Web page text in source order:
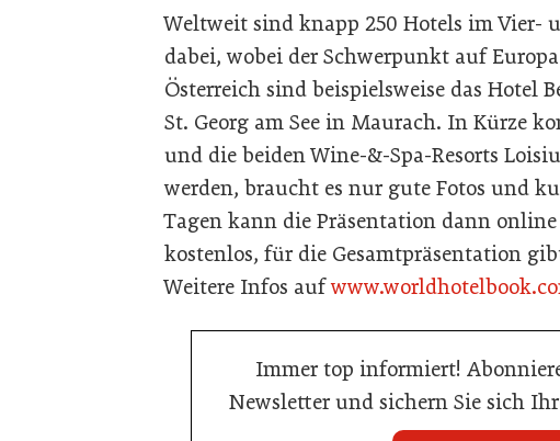
Weltweit sind knapp 250 Hotels im Vier-
dabei, wobei der Schwerpunkt auf
Österreich sind beispielsweise das Hotel
St. Georg am See in Maurach. In Kürze
und die beiden Wine-&-Spa-Resorts
werden, braucht es nur gute Fotos und
Tagen kann die Präsentation dann
kostenlos, für die Gesamtpräsentation
Weitere Infos auf
Immer top informiert!
Newsletter und sichern Sie sich